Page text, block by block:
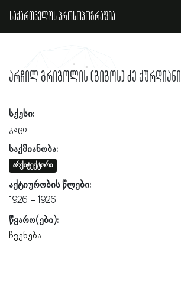
საქართველოს პროსოპოგრაფია
არჩილ გრიგოლის (გიგოს) ძე ქურდიანი
სქესი:
კაცი
საქმიანობა:
არქიტექტორი
აქტიურობის წლები:
1926
1926
წყარო(ები):
ჩვენება